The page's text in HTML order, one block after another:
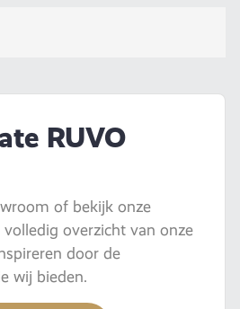
RUVO
of bekijk onze
overzicht van onze
door de
wij bieden.